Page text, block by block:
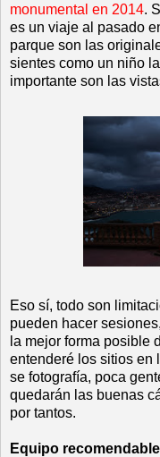
monumental en 2014.
es un viaje al pasado
parque son las
sientes como un niño
importante son las
Eso sí, todo son
pueden hacer
la mejor forma posible
entenderé los sitios en
se fotografía, poca
quedarán las buenas
por tantos.
Equipo